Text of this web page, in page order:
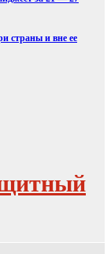
страны и вне ее